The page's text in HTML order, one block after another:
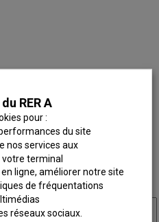
RER A
pour :
du site
nos services aux
votre terminal
ligne, améliorer notre site
de fréquentations
réseaux sociaux.